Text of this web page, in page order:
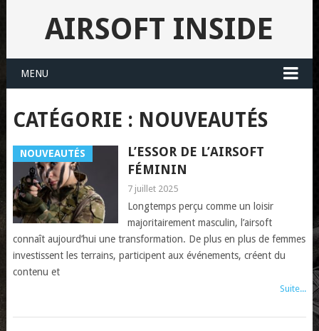
AIRSOFT INSIDE
MENU
CATÉGORIE : NOUVEAUTÉS
NOUVEAUTÉS
L’ESSOR DE L’AIRSOFT
FÉMININ
7 juillet 2025
Longtemps perçu comme un loisir
majoritairement masculin, l’airsoft
connaît aujourd’hui une transformation. De plus en plus de femmes
investissent les terrains, participent aux événements, créent du
contenu et
Suite...